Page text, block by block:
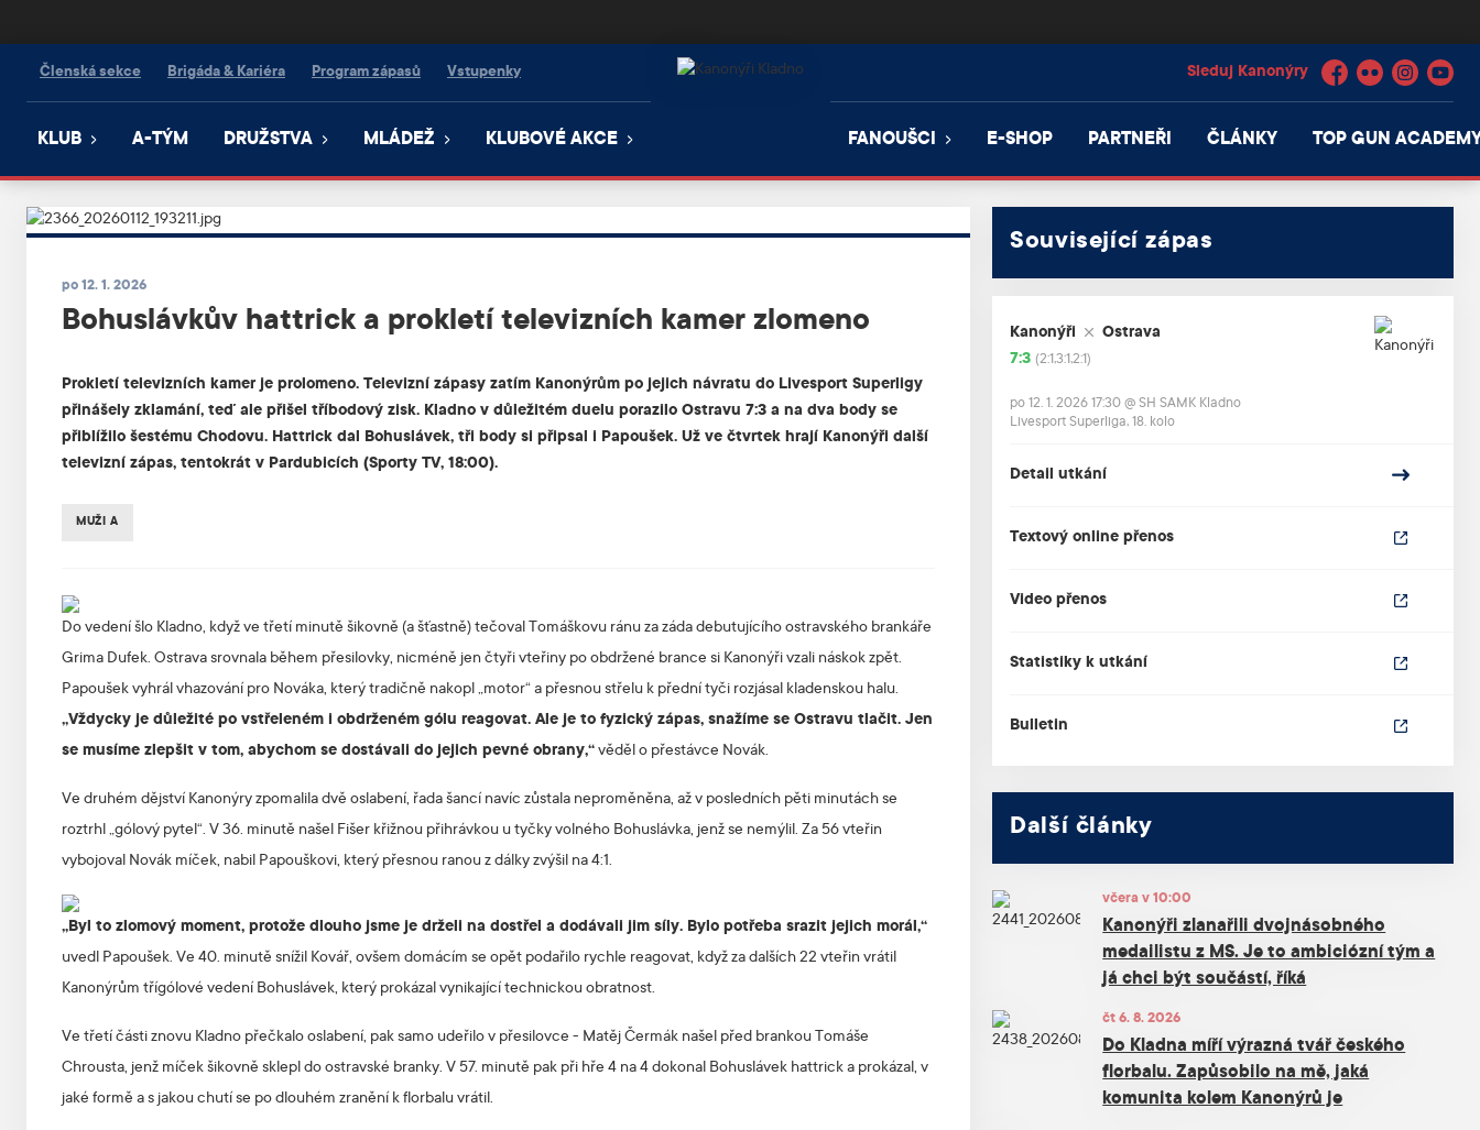
Členská sekce Brigáda & Kariéra Program zápasů Vstupenky
Facebook
Flickr InstagramYouTube
KLUB A-TÝM DRUŽSTVA MLÁDEŽ KLUBOVÉ AKCE FANOUŠCI E-SHOP PARTNEŘI ČLÁNKY TOP GUN
Související zápas
Kanonýři
Ostrava
7:3 (2:1,3:1,2:1)
po 12. 1. 2026 17:30 @SH SAMK Kladno
Livesport Superliga, 18. kolo
Detail utkání
Textový online přenos
Video přenos
Statistiky k utkání
Bulletin
Další články
včera v 10:00
Kanonýři zlanařili dvojnásobného
medailistu z MS. Je to ambiciózní tým a
já chci být součástí, říká
čt 6. 8. 2026
Do Kladna míří výrazná tvář českého
florbalu. Zapůsobilo na mě, jaká
komunita kolem Kanonýrů je
po 12. 1. 2026
Bohuslávkův hattrick a prokletí televizních kamer zlomeno
Prokletí televizních kamer je prolomeno. Televizní zápasy zatím Kanonýrům po jejich návratu do Livesport Superligy
přinášely zklamání, teď ale přišel tříbodový zisk. Kladno v důležitém duelu porazilo Ostravu 7:3 a na dva body se
přiblížilo šestému Chodovu. Hattrick dal Bohuslávek, tři body si připsal i Papoušek. Už ve čtvrtek hrají Kanonýři další
televizní zápas, tentokrát v Pardubicích (Sporty TV, 18:00).
MUŽI A
Do vedení šlo Kladno, když ve třetí minutě šikovně (a šťastně) tečoval Tomáškovu ránu za záda debutujícího ostravského brankáře
Grima Dufek. Ostrava srovnala během přesilovky, nicméně jen čtyři vteřiny po obdržené brance si Kanonýři vzali náskok zpět.
Papoušek vyhrál vhazování pro Nováka, který tradičně nakopl „motor“ a přesnou střelu k přední tyči rozjásal kladenskou halu.
„Vždycky je důležité po vstřeleném i obdrženém gólu reagovat. Ale je to fyzický zápas, snažíme se Ostravu tlačit. Jen
se musíme zlepšit v tom, abychom se dostávali do jejich pevné obrany,“věděl o přestávce Novák.
Ve druhém dějství Kanonýry zpomalila dvě oslabení, řada šancí navíc zůstala neproměněna, až v posledních pěti minutách se
roztrhl „gólový pytel“. V 36. minutě našel Fišer křižnou přihrávkou u tyčky volného Bohuslávka, jenž se nemýlil. Za 56 vteřin
vybojoval Novák míček, nabil Papouškovi, který přesnou ranou z dálky zvýšil na 4:1.
„Byl to zlomový moment, protože dlouho jsme je drželi na dostřel a dodávali jim síly. Bylo potřeba srazit jejich morál,“
uvedl Papoušek. Ve 40. minutě snížil Kovář, ovšem domácím se opět podařilo rychle reagovat, když za dalších 22 vteřin vrátil
Kanonýrům třígólové vedení Bohuslávek, který prokázal vynikající technickou obratnost.
Ve třetí části znovu Kladno přečkalo oslabení, pak samo udeřilo v přesilovce - Matěj Čermák našel před brankou Tomáše
Chrousta, jenž míček šikovně sklepl do ostravské branky. V 57. minutě pak při hře 4 na 4 dokonal Bohuslávek hattrick a prokázal, v
jaké formě a s jakou chutí se po dlouhém zranění k florbalu vrátil.